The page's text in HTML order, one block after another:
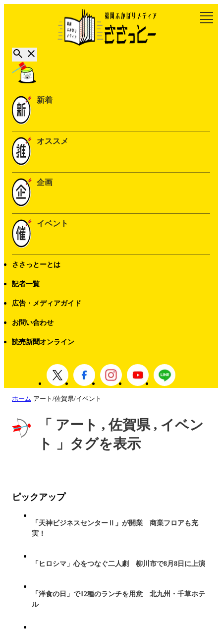
新着
オススメ
企画
イベント
ささっとーとは
記者一覧
広告・メディアガイド
お問い合わせ
読売新聞オンライン
ホーム アート/佐賀県/イベント
「 アート , 佐賀県 , イベン
ト 」タグを表示
ピックアップ
「天神ビジネスセンターⅡ」が開業 商業フロアも充
実！
「ヒロシマ」心をつなぐ二人劇 柳川市で8月8日に上演
「洋食の日」で12種のランチを用意 北九州・千草ホテ
ル